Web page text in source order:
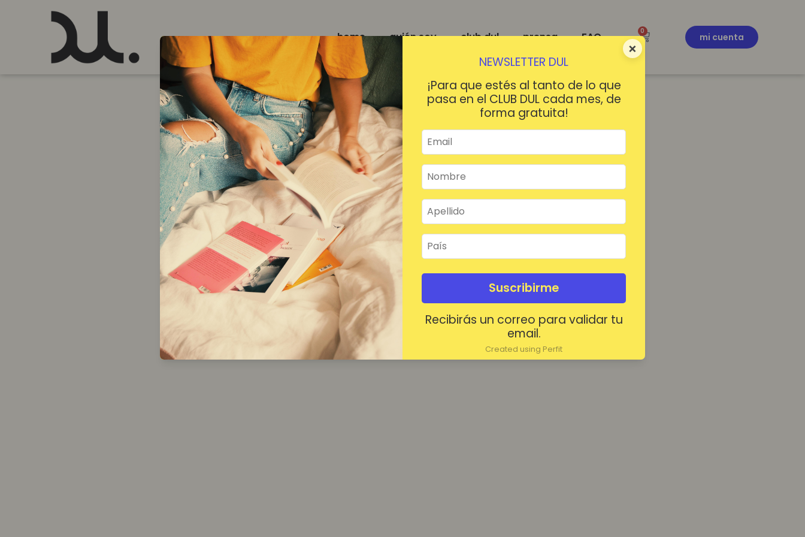
×
NEWSLETTER DUL
¡Para que estés al tanto de lo que
pasa en el CLUB DUL cada mes, de
forma gratuita!
Suscribirme
Recibirás un correo para validar tu
email.
Created using Perfit
home quién soy club dul prensa FAQ 0
mi cuenta
¡HOLA!
Mantenerme conectado ¿Contraseña olvidada?
Acceder